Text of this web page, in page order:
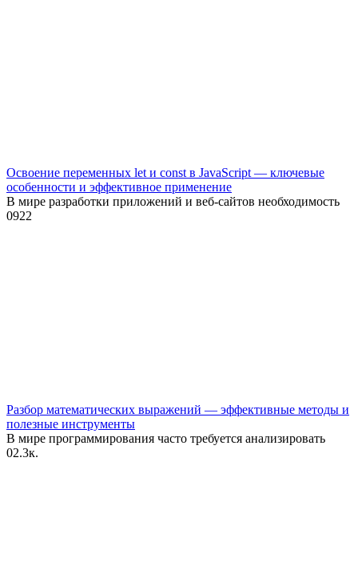
Освоение переменных let и const в JavaScript — ключевые
особенности и эффективное применение
В мире разработки приложений и веб-сайтов необходимость
0922
Разбор математических выражений — эффективные методы и
полезные инструменты
В мире программирования часто требуется анализировать
02.3к.